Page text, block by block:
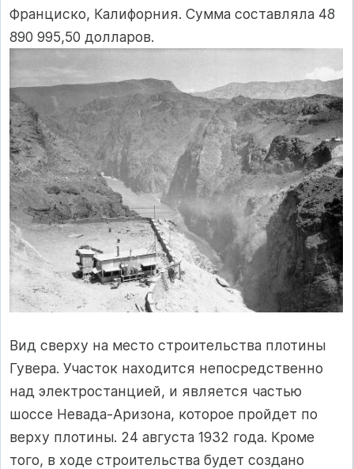
Франциско, Калифорния. Сумма составляла 48
890 995,50 долларов.
Вид сверху на место строительства плотины
Гувера. Участок находится непосредственно
над электростанцией, и является частью
шоссе Невада-Аризона, которое пройдет по
верху плотины. 24 августа 1932 года. Кроме
того, в ходе строительства будет создано